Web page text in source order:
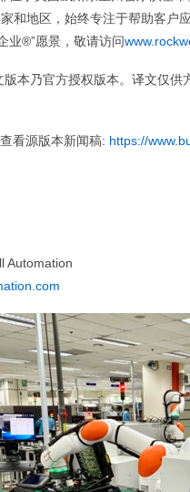
和地区，始终专注于帮助客户
业®”愿景，敬请访问
本乃官方授权版本。译文仅
看源版本新闻稿: https://
Automation